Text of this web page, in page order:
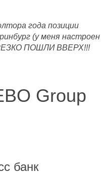
года позиции
(у меня настроен
РЕЗКО ПОШЛИ ВВЕРХ!!!
Group
банк